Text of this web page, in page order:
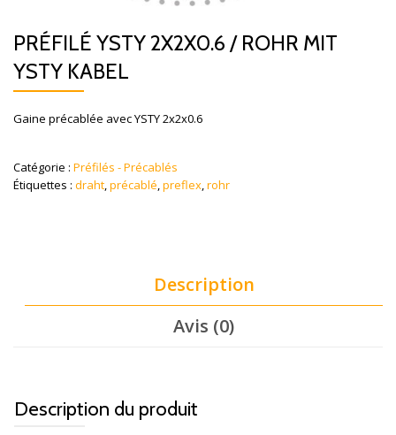
PRÉFILÉ YSTY 2X2X0.6 / ROHR MIT
YSTY KABEL
Gaine précablée avec YSTY 2x2x0.6
Catégorie : Préfilés - Précablés
Étiquettes : draht,précablé,preflex,rohr
Description
Avis (0)
Description du produit